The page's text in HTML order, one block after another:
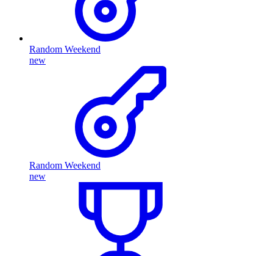
Random Weekend
new
Random Weekend
new